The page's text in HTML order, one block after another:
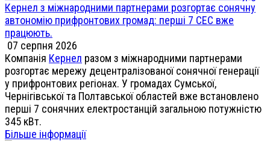
Кернел з міжнародними партнерами розгортає сонячну
автономію прифронтових громад: перші 7 СЕС вже
працюють.
07 серпня 2026
Компанія Кернел разом з міжнародними партнерами
розгортає мережу децентралізованої сонячної генерації
у прифронтових регіонах. У громадах Сумської,
Чернігівської та Полтавської областей вже встановлено
перші 7 сонячних електростанцій загальною потужністю
345 кВт.
Більше інформації